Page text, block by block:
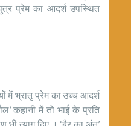
प्रेम का आदर्श उपस्थित
में भ्रातृ प्रेम का उच्च आदर्श
कहानी में तो भाई के प्रति
त्याग दिए । ‘बैर का अंत’